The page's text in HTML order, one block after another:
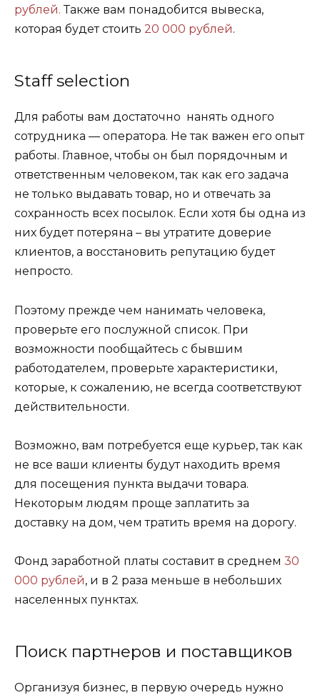
рублей. Также вам понадобится вывеска,
которая будет стоить 20 000 рублей.
Staff selection
Для работы вам достаточно нанять одного
сотрудника — оператора. Не так важен его опыт
работы. Главное, чтобы он был порядочным и
ответственным человеком, так как его задача
не только выдавать товар, но и отвечать за
сохранность всех посылок. Если хотя бы одна из
них будет потеряна – вы утратите доверие
клиентов, а восстановить репутацию будет
непросто.
Поэтому прежде чем нанимать человека,
проверьте его послужной список. При
возможности пообщайтесь с бывшим
работодателем, проверьте характеристики,
которые, к сожалению, не всегда соответствуют
действительности.
Возможно, вам потребуется еще курьер, так как
не все ваши клиенты будут находить время
для посещения пункта выдачи товара.
Некоторым людям проще заплатить за
доставку на дом, чем тратить время на дорогу.
Фонд заработной платы составит в среднем 30
000 рублей, и в 2 раза меньше в небольших
населенных пунктах.
Поиск партнеров и поставщиков
Организуя бизнес, в первую очередь нужно